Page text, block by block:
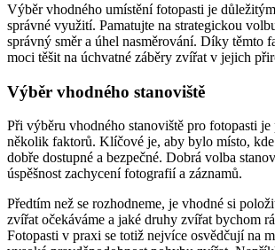
Výběr vhodného umístění fotopasti je
správné využití. Pamatujte na strategickou
správný směr a úhel nasměrování. Díky těmto
moci těšit na úchvatné záběry zvířat v jejich
Výběr vhodného stanoviště
Při výběru vhodného stanoviště pro fotopasti je
několik faktorů. Klíčové je, aby bylo místo,
dobře dostupné a bezpečné. Dobrá volba
úspěšnost zachycení fotografií a záznamů.
Předtím než se rozhodneme, je vhodné si
zvířat očekáváme a jaké druhy zvířat bychom
Fotopasti v praxi se totiž nejvíce osvědčují na